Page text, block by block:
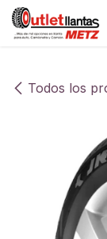
Ir al contenido
Todos los